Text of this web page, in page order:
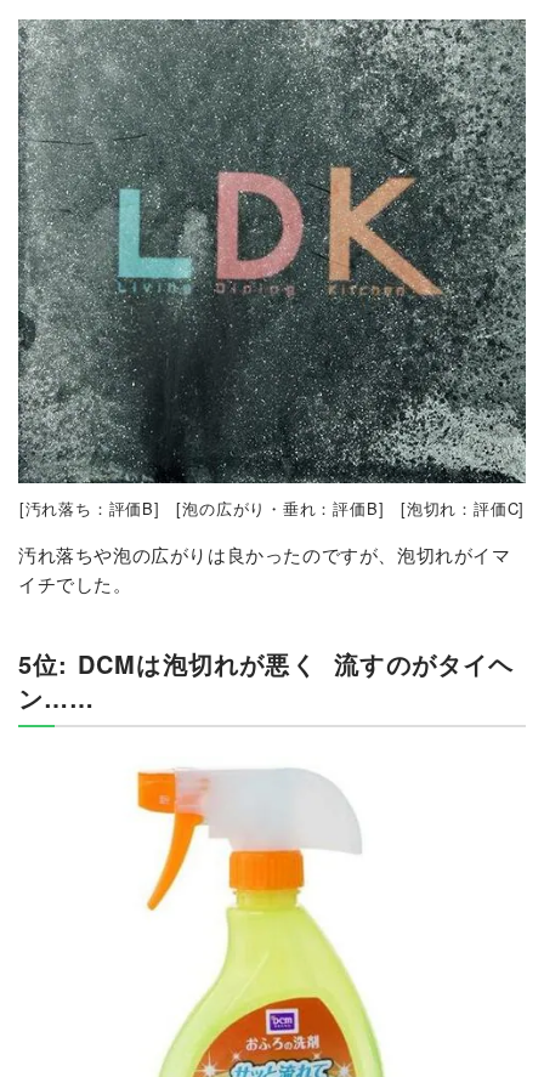
[汚れ落ち：評価B] [泡の広がり・垂れ：評価B] [泡切れ：評価C]
汚れ落ちや泡の広がりは良かったのですが、泡切れがイマ
イチでした。
5位: DCMは泡切れが悪く
流すのがタイヘ
ン……